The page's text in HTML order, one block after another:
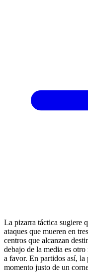
La pizarra táctica sugiere
ataques que mueren en
centros que alcanzan
debajo de la media es
a favor. En partidos así, la
momento justo de un